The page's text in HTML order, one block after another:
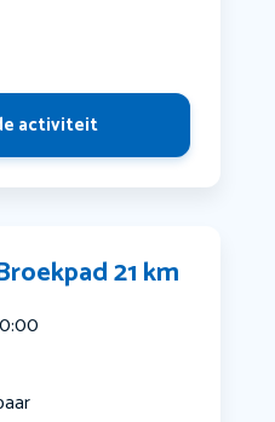
activiteit
21 km